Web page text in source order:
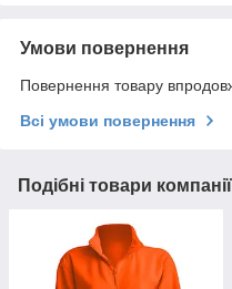
Умови повернення
Повернення товару
Всі умови повернення
Подібні товари компанії